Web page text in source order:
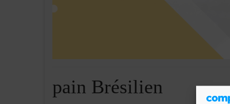
pain Brésilien